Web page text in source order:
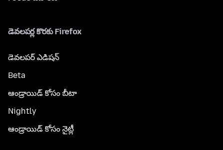
డెవలపర్ల కొరకు Firefox
డెవలపర్ ఎడిషన్
Beta
ఆండ్రాయిడ్ కోసం బీటా
Nightly
ఆండ్రాయిడ్ కోసం నైట్లీ